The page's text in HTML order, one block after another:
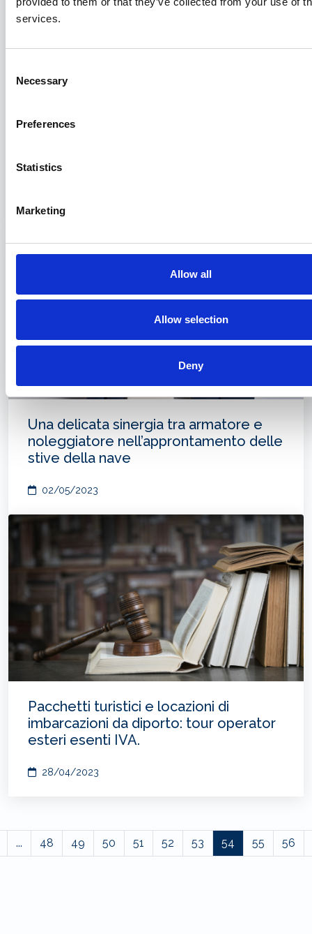
services.
Selection
Necessary
Preferences
Statistics
Marketing
Allow all
Allow selection
Deny
Sviluppo delle Competenze
Manageriali
02/05/2023
Una delicata sinergia tra armatore e
noleggiatore nell’approntamento delle
stive della nave
02/05/2023
Pacchetti turistici e locazioni di
imbarcazioni da diporto: tour operator
esteri esenti IVA.
28/04/2023
... 48 49 50 51 52 53 54 55 56